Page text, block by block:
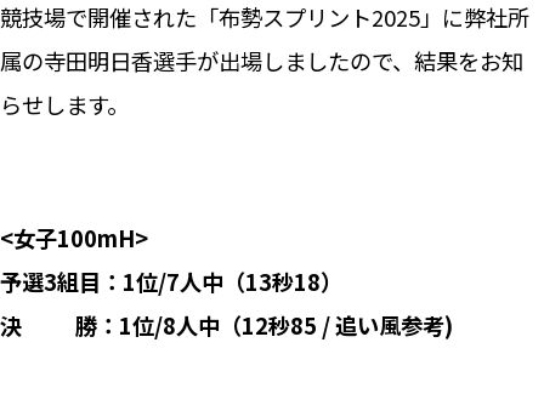
競技場で開催された「布勢スプリント2025」に弊社所
属の寺田明日香選手が出場しましたので、結果をお知
らせします。
<女子100mH>
予選3組目：1位/7人中（13秒18）
決 勝：1位/8人中（12秒85 / 追い風参考)